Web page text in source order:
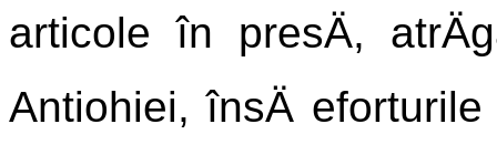
articole în presÄ,
Antiohiei, însÄ